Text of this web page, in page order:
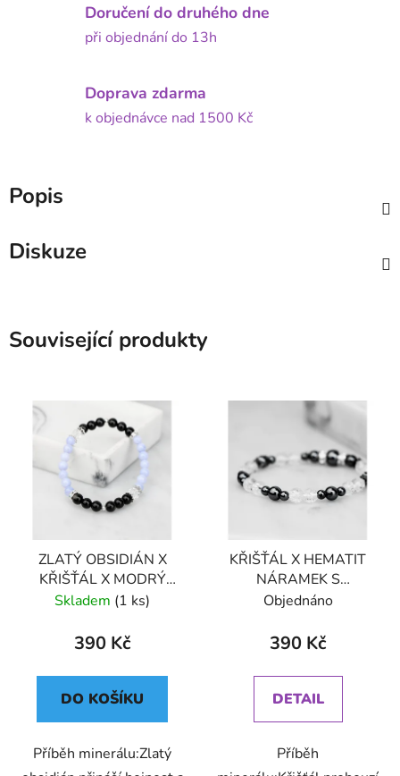
Doručení do druhého dne
při objednání do 13h
Doprava zdarma
k objednávce nad 1500 Kč
Popis
Diskuze
Související produkty
ZLATÝ OBSIDIÁN X
KŘIŠŤÁL X MODRÝ
CHALCEDON
DEKORACÍ (UNISEX)6
Skladem (1 ks)
390 Kč
DO KOŠÍKU
Příběh minerálu:Zlatý
KŘIŠŤÁL X HEMATIT
NÁRAMEK S
DEKORACÍ (UNISEX) 6
Objednáno
390 Kč
DETAIL
Příběh